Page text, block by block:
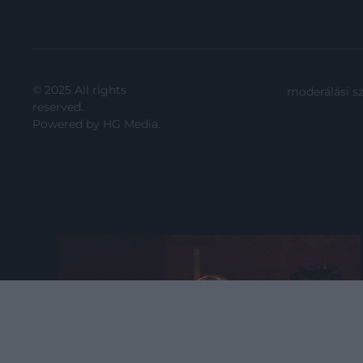
© 2025 All rights
reserved.
Powered by HG Media.
moderálási